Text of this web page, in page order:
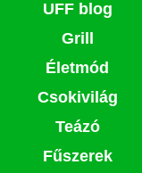
UFF blog
Grill
Életmód
Csokivilág
Teázó
Fűszerek